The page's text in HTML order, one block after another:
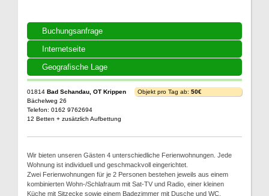
Buchungsanfrage
Internetseite
Geografische Lage
01814 Bad Schandau, OT Krippen
Bächelweg 26
Telefon: 0162 9762694
12 Betten + zusätzlich Aufbettung
Objekt pro Tag ab: 50€
Wir bieten unseren Gästen 4 unterschiedliche Ferienwohnungen. Jede
Wohnung ist individuell und geschmackvoll eingerichtet.
Zwei Ferienwohnungen für je 2 Personen bestehen jeweils aus einem
kombinierten Wohn-/Schlafraum mit Sat-TV und Radio, einer kleinen
Küche mit Sitzecke sowie einem Badezimmer mit Dusche und WC.